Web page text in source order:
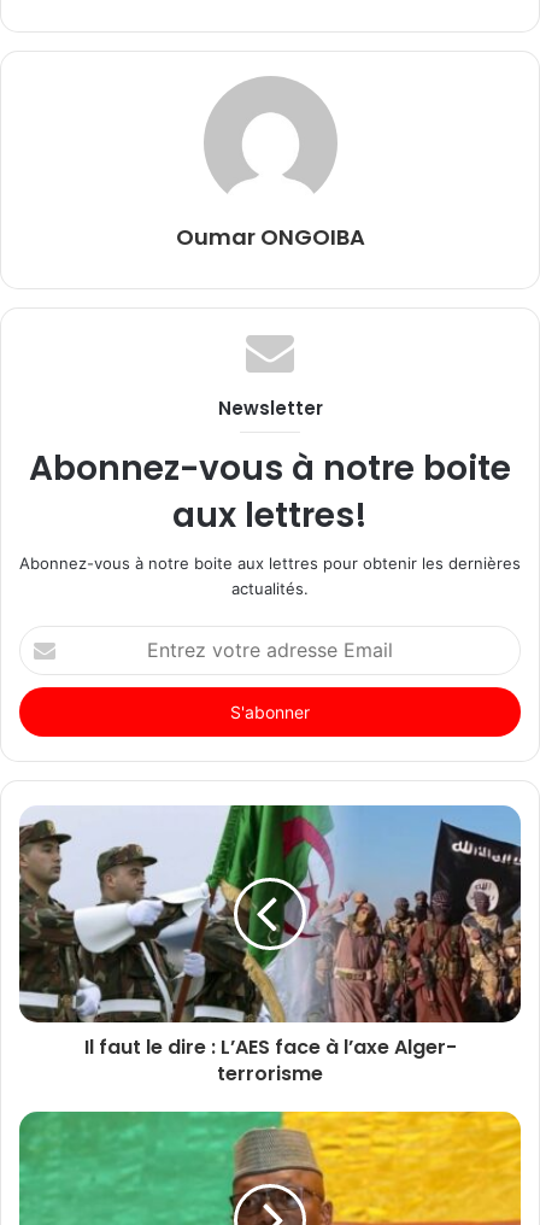
Oumar ONGOIBA
Newsletter
Abonnez-vous à notre boite
aux lettres!
Abonnez-vous à notre boite aux lettres pour obtenir les dernières
actualités.
Entrez
votre
adresse
Email
Il faut le dire : L’AES face à l’axe Alger-
terrorisme